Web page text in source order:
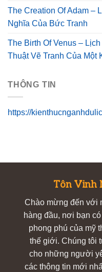
The Creation Of Adam –
Nghĩa Của Bức Tranh
The Birth Of Venus –
Thuật Vẽ Tranh Của Một
THÔNG TIN
https://
Tôn Vinh
Chào mừng đến với
hàng đầu, nơi bạn
phong phú của mỹ
thế giới. Chúng tôi
cho những người
các thông tin mới